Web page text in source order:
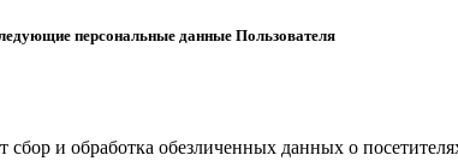
персональные данные Пользователя
сбор и обработка обезличенных данных о